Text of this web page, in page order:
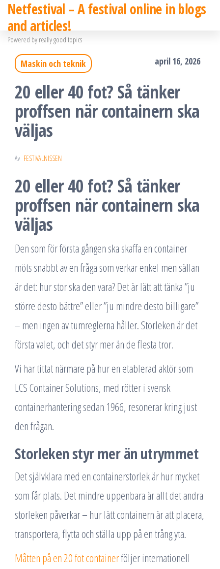
Hoppa
till
innehållet
Netfestival – A festival online in blogs
and articles!
Powered by really good topics
Maskin och teknik april 16, 2026
20 eller 40 fot? Så tänker
proffsen när containern ska
väljas
Av FESTIVALNISSEN
20 eller 40 fot? Så tänker
proffsen när containern ska
väljas
Den som för första gången ska skaffa en container
möts snabbt av en fråga som verkar enkel men sällan
är det: hur stor ska den vara? Det är lätt att tänka ”ju
större desto bättre” eller ”ju mindre desto billigare”
– men ingen av tumreglerna håller. Storleken är det
första valet, och det styr mer än de flesta tror.
Vi har tittat närmare på hur en etablerad aktör som
LCS Container Solutions, med rötter i svensk
containerhantering sedan 1966, resonerar kring just
den frågan.
Storleken styr mer än utrymmet
Det självklara med en containerstorlek är hur mycket
som får plats. Det mindre uppenbara är allt det andra
storleken påverkar – hur lätt containern är att placera,
transportera, flytta och ställa upp på en trång yta.
Måtten på en 20 fot containerföljer internationell